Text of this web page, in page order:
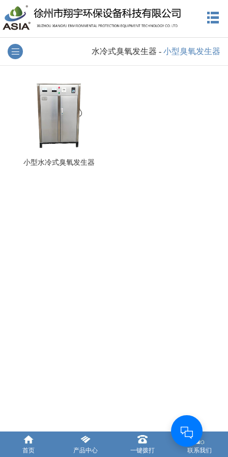
水冷式臭氧发生器 - 小型臭氧发生器
小型水冷式臭氧发生器
首页 产品中心 一键拨打 联系我们